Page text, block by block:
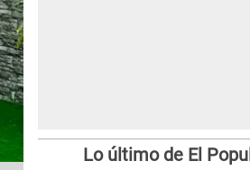
Lo último de El